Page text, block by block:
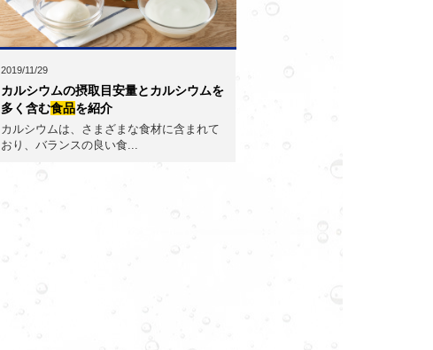
2019/11/29
カルシウムの摂取目安量とカルシウムを
多く含む食品を紹介
カルシウムは、さまざまな食材に含まれて
おり、バランスの良い食...